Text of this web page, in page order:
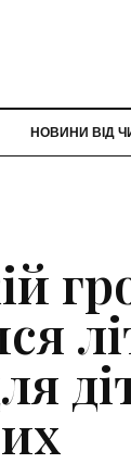
НОВИНИ ВІД